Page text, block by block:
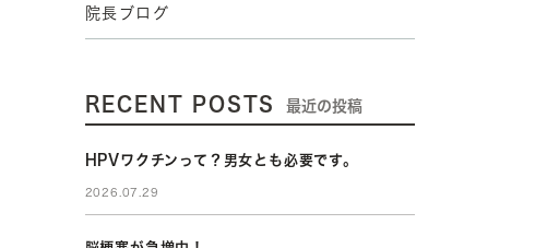
院長ブログ
RECENT POSTS 最近の投稿
HPVワクチンって？男女とも必要です。
2026.07.29